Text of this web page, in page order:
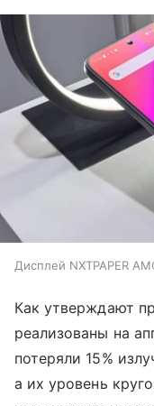
Дисплей NXTPAPER
Как утверждают
реализованы на
потеряли 15%
а их уровень